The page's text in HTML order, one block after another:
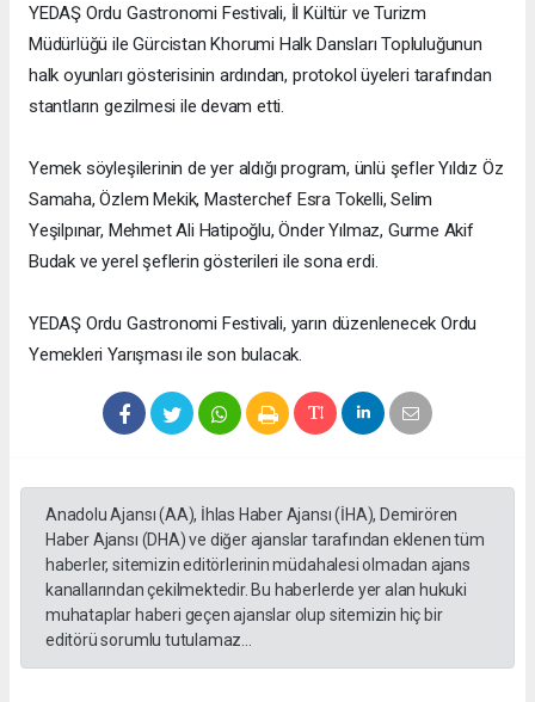
YEDAŞ Ordu Gastronomi Festivali, İl Kültür ve Turizm
Müdürlüğü ile Gürcistan Khorumi Halk Dansları Topluluğunun
halk oyunları gösterisinin ardından, protokol üyeleri tarafından
stantların gezilmesi ile devam etti.
Yemek söyleşilerinin de yer aldığı program, ünlü şefler Yıldız Öz
Samaha, Özlem Mekik, Masterchef Esra Tokelli, Selim
Yeşilpınar, Mehmet Ali Hatipoğlu, Önder Yılmaz, Gurme Akif
Budak ve yerel şeflerin gösterileri ile sona erdi.
YEDAŞ Ordu Gastronomi Festivali, yarın düzenlenecek Ordu
Yemekleri Yarışması ile son bulacak.
Anadolu Ajansı (AA), İhlas Haber Ajansı (İHA), Demirören
Haber Ajansı (DHA) ve diğer ajanslar tarafından eklenen tüm
haberler, sitemizin editörlerinin müdahalesi olmadan ajans
kanallarından çekilmektedir. Bu haberlerde yer alan hukuki
muhataplar haberi geçen ajanslar olup sitemizin hiç bir
editörü sorumlu tutulamaz...